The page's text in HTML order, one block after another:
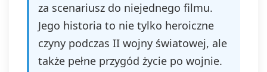
za scenariusz do niejednego filmu.
Jego historia to nie tylko heroiczne
czyny podczas II wojny światowej, ale
także pełne przygód życie po wojnie.